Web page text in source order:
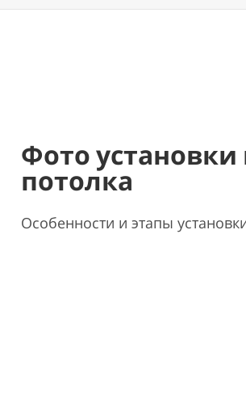
Фото
потолка
Особенности и этапы